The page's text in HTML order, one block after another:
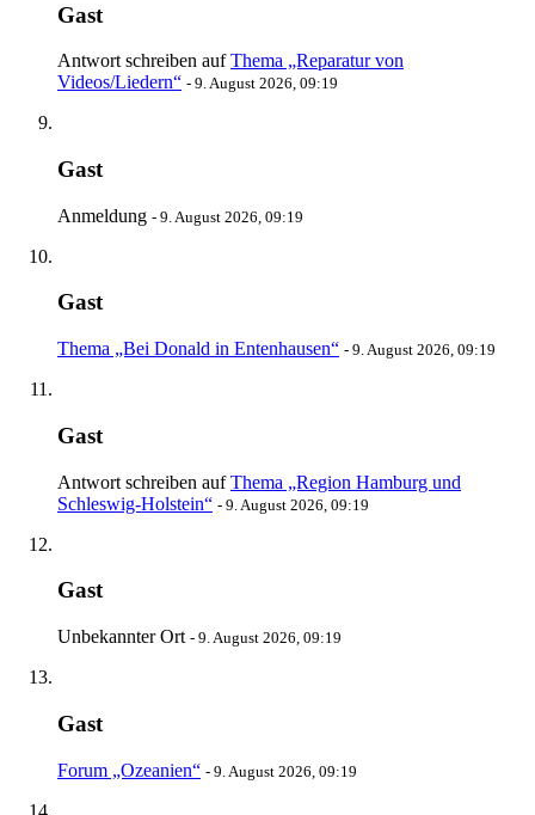
Gast
Antwort schreiben aufThema „Reparatur von
Videos/Liedern“ - 9. August 2026, 09:19
Gast
Anmeldung - 9. August 2026, 09:19
Gast
Thema „Bei Donald in Entenhausen“ - 9. August 2026, 09:19
Gast
Antwort schreiben aufThema „Region Hamburg und
Schleswig-Holstein“ - 9. August 2026, 09:19
Gast
Unbekannter Ort - 9. August 2026, 09:19
Gast
Forum „Ozeanien“ - 9. August 2026, 09:19